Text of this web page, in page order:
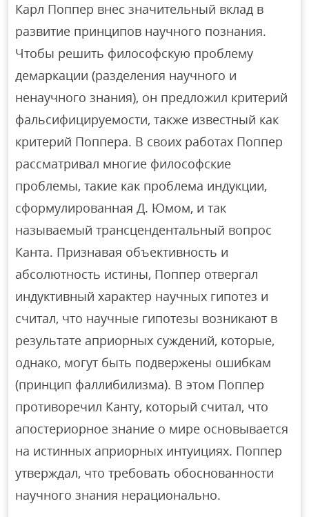
Карл Поппер внес значительный вклад в
развитие принципов научного познания.
Чтобы решить философскую проблему
демаркации (разделения научного и
ненаучного знания), он предложил критерий
фальсифицируемости, также известный как
критерий Поппера. В своих работах Поппер
рассматривал многие философские
проблемы, такие как проблема индукции,
сформулированная Д. Юмом, и так
называемый трансцендентальный вопрос
Канта. Признавая объективность и
абсолютность истины, Поппер отвергал
индуктивный характер научных гипотез и
считал, что научные гипотезы возникают в
результате априорных суждений, которые,
однако, могут быть подвержены ошибкам
(принцип фаллибилизма). В этом Поппер
противоречил Канту, который считал, что
апостериорное знание о мире основывается
на истинных априорных интуициях. Поппер
утверждал, что требовать обоснованности
научного знания нерационально.